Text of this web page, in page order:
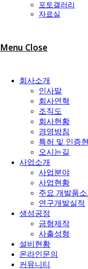
포토갤러리
자료실
Menu Close
회사소개
인사말
회사연혁
조직도
회사현황
경영방침
특허 및 인증
오시는길
사업소개
사업분야
사업현황
주요 개발품소
연구개발실적
생성공정
금형제작
사출성형
설비현황
온라인문의
커뮤니티